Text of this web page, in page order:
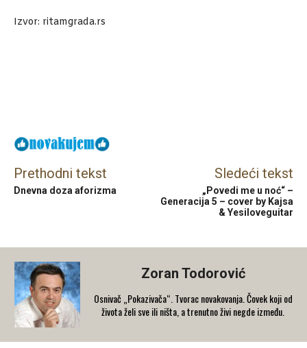
Izvor: ritamgrada.rs
Prethodni tekst
Dnevna doza aforizma
Sledeći tekst
„Povedi me u noć“ –
Generacija 5 – cover by Kajsa
& Yesiloveguitar
Zoran Todorović
Osnivač „Pokazivača“. Tvorac novakovanja. Čovek koji od
života želi sve ili ništa, a trenutno živi negde između.